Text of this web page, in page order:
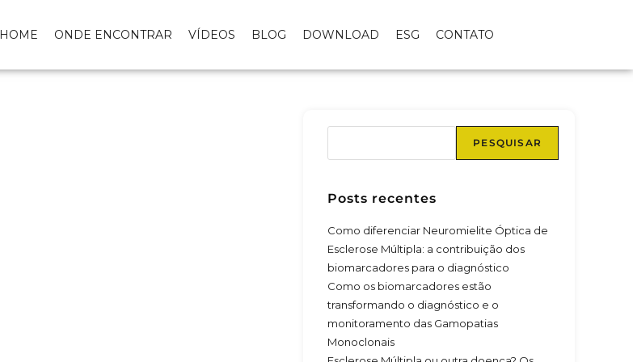
HOME ONDE ENCONTRAR VÍDEOS BLOG DOWNLOAD ESG CONTATO
PESQUISAR
Posts recentes
Como diferenciar Neuromielite Óptica de
Esclerose Múltipla: a contribuição dos
biomarcadores para o diagnóstico
Como os biomarcadores estão
transformando o diagnóstico e o
monitoramento das Gamopatias
Monoclonais